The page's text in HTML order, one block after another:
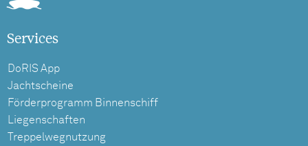
Services
DoRIS App
Jachtscheine
Förderprogramm Binnenschiff
Liegenschaften
Treppelwegnutzung